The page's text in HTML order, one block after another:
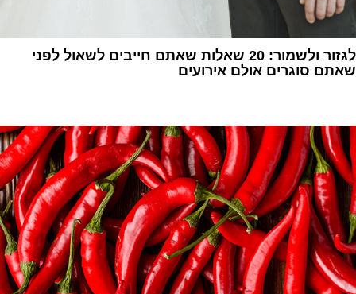
לגזור ולשמור: 20 שאלות שאתם חייבים לשאול לפני
שאתם סוגרים אולם אירועים